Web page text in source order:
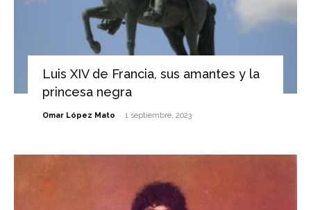
Luis XIV de Francia, sus amantes y la
princesa negra
Omar López Mato - 1 septiembre, 2023